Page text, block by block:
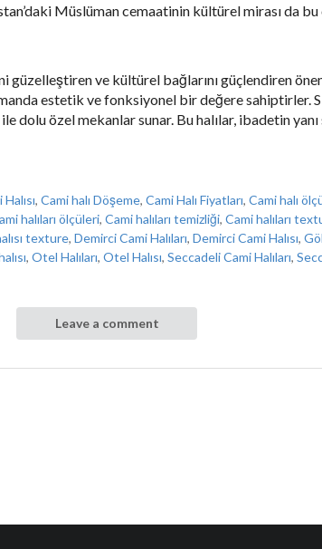
Müslüman cemaatinin kültürel mirası da
güzelleştiren ve kültürel bağlarını güçlendiren
estetik ve fonksiyonel bir değere sahiptirler.
dolu özel mekanlar sunar. Bu halılar, ibadetin
, Cami halı Döşeme, Cami Halı Fiyatları, Cami halı
halıları ölçüleri, Cami halıları temizliği, Cami halıları
texture, Demirci Cami Halıları, Demirci Cami Halısı,
, Otel Halıları, Otel Halısı, Seccadeli Cami Halıları,
Leave a comment